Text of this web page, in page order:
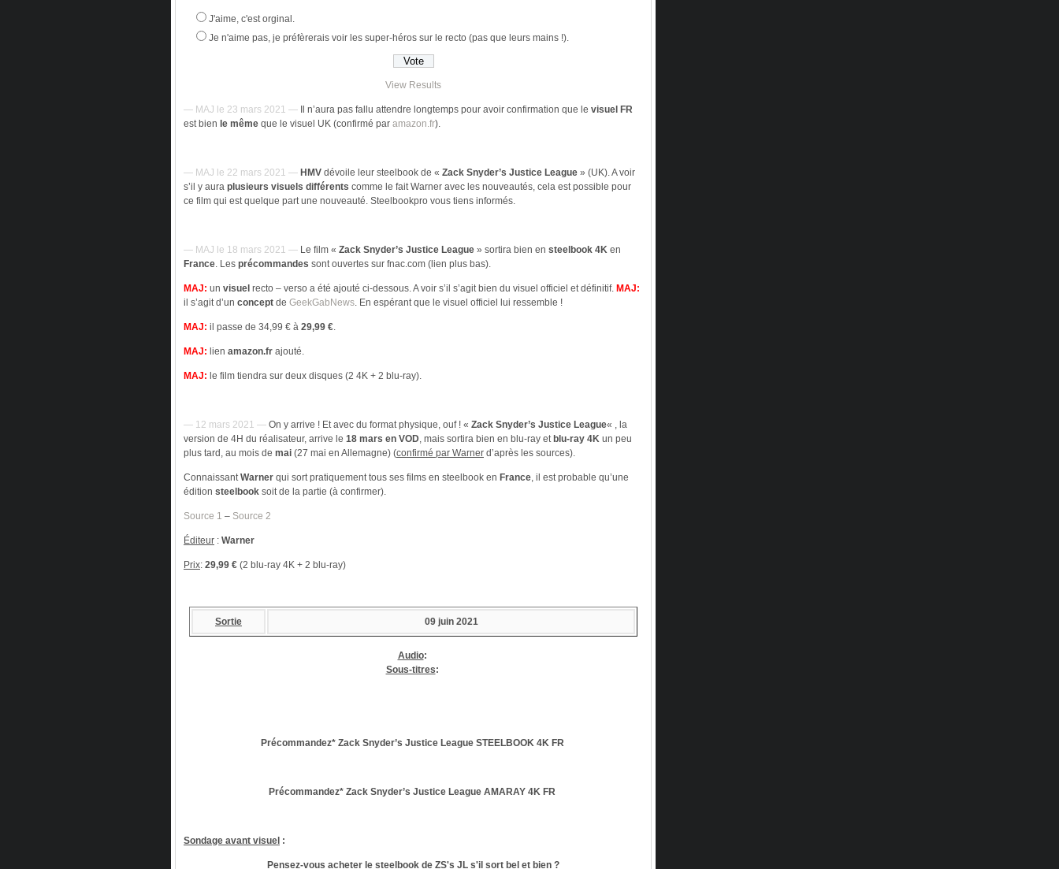
J'aime, c'est orginal.
Je n'aime pas, je préfèrerais voir les super-héros sur le recto (pas que leurs mains !).
View Results
— MAJ le 23 mars 2021 — Il n’aura pas fallu attendre longtemps pour avoir confirmation que le visuel FR
est bien le même que le visuel UK (confirmé par amazon.fr).
— MAJ le 22 mars 2021 — HMV dévoile leur steelbook de « Zack Snyder’s Justice League » (UK). A voir
s’il y aura plusieurs visuels différents comme le fait Warner avec les nouveautés, cela est possible pour
ce film qui est quelque part une nouveauté. Steelbookpro vous tiens informés.
— MAJ le 18 mars 2021 — Le film « Zack Snyder’s Justice League » sortira bien en steelbook 4K en
France. Les précommandes sont ouvertes sur fnac.com (lien plus bas).
MAJ: un visuel recto – verso a été ajouté ci-dessous. A voir s’il s’agit bien du visuel officiel et définitif. MAJ:
il s’agit d’un concept de GeekGabNews. En espérant que le visuel officiel lui ressemble !
MAJ: il passe de 34,99 € à 29,99 €.
MAJ: lien amazon.fr ajouté.
MAJ: le film tiendra sur deux disques (2 4K + 2 blu-ray).
— 12 mars 2021 — On y arrive ! Et avec du format physique, ouf ! « Zack Snyder’s Justice League« , la
version de 4H du réalisateur, arrive le 18 mars en VOD, mais sortira bien en blu-ray et blu-ray 4K un peu
plus tard, au mois de mai (27 mai en Allemagne) (confirmé par Warner d’après les sources).
ConnaissantWarner qui sort pratiquement tous ses films en steelbook en France, il est probable qu’une
édition steelbook soit de la partie (à confirmer).
Source 1 – Source 2
Éditeur : Warner
Prix: 29,99 € (2 blu-ray 4K + 2 blu-ray)
Sortie 09 juin 2021
Audio:
Sous-titres:
Précommandez* Zack Snyder’s Justice League STEELBOOK 4K FR
Précommandez* Zack Snyder’s Justice League AMARAY 4K FR
Sondage avant visuel :
Pensez-vous acheter le steelbook de ZS's JL s'il sort bel et bien ?